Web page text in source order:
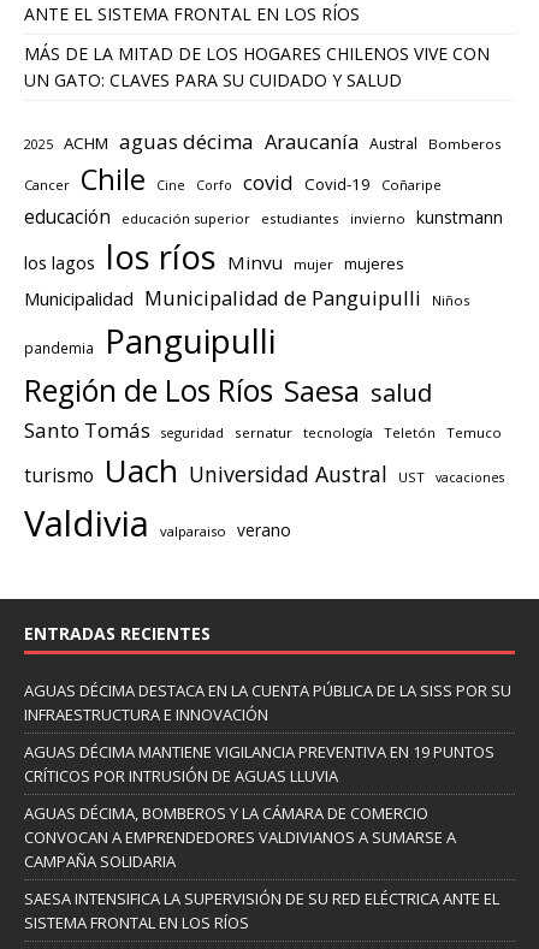
ANTE EL SISTEMA FRONTAL EN LOS RÍOS
MÁS DE LA MITAD DE LOS HOGARES CHILENOS VIVE CON
UN GATO: CLAVES PARA SU CUIDADO Y SALUD
2025 ACHM aguas décima Araucanía Austral Bomberos
Cancer Chile Cine Corfo covid Covid-19 Coñaripe
educación educación superior estudiantes invierno kunstmann
los lagos los ríos Minvu mujer mujeres
Municipalidad Municipalidad de Panguipulli Niños
pandemia Panguipulli
Región de Los Ríos Saesa salud
Santo Tomás seguridad sernatur tecnología Teletón Temuco
turismo Uach Universidad Austral UST vacaciones
Valdivia valparaiso verano
ENTRADAS RECIENTES
AGUAS DÉCIMA DESTACA EN LA CUENTA PÚBLICA DE LA SISS POR SU
INFRAESTRUCTURA E INNOVACIÓN
AGUAS DÉCIMA MANTIENE VIGILANCIA PREVENTIVA EN 19 PUNTOS
CRÍTICOS POR INTRUSIÓN DE AGUAS LLUVIA
AGUAS DÉCIMA, BOMBEROS Y LA CÁMARA DE COMERCIO
CONVOCAN A EMPRENDEDORES VALDIVIANOS A SUMARSE A
CAMPAÑA SOLIDARIA
SAESA INTENSIFICA LA SUPERVISIÓN DE SU RED ELÉCTRICA ANTE EL
SISTEMA FRONTAL EN LOS RÍOS